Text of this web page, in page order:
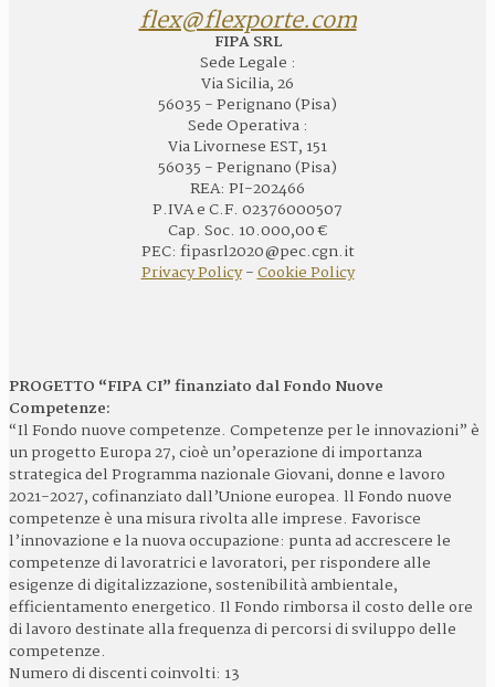
flex@flexporte.com
FIPA SRL
Sede Legale :
Via Sicilia, 26
56035 - Perignano (Pisa)
Sede Operativa :
Via Livornese EST, 151
56035 - Perignano (Pisa)
REA: PI-202466
P.IVA e C.F. 02376000507
Cap. Soc. 10.000,00 €
PEC: fipasrl2020@pec.cgn.it
Privacy Policy-Cookie Policy
PROGETTO “FIPA CI” finanziato dal Fondo Nuove
Competenze:
“Il Fondo nuove competenze. Competenze per le innovazioni” è
un progetto Europa 27, cioè un’operazione di importanza
strategica del Programma nazionale Giovani, donne e lavoro
2021-2027, cofinanziato dall’Unione europea. ll Fondo nuove
competenze è una misura rivolta alle imprese. Favorisce
l’innovazione e la nuova occupazione: punta ad accrescere le
competenze di lavoratrici e lavoratori, per rispondere alle
esigenze di digitalizzazione, sostenibilità ambientale,
efficientamento energetico. Il Fondo rimborsa il costo delle ore
di lavoro destinate alla frequenza di percorsi di sviluppo delle
competenze.
Numero di discenti coinvolti: 13